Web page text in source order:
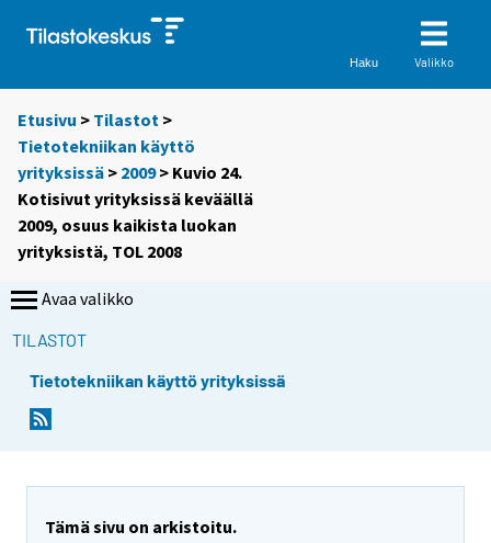
Haku Valikko
Etusivu > Tilastot >
Tietotekniikan käyttö
yrityksissä > 2009> Kuvio 24.
Kotisivut yrityksissä keväällä
2009, osuus kaikista luokan
yrityksistä, TOL 2008
Avaa valikko
TILASTOT
Tietotekniikan käyttö yrityksissä
Tämä sivu on arkistoitu.